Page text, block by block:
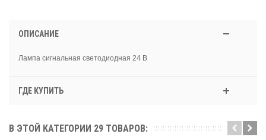
ОПИСАНИЕ
Лампа сигнальная светодиодная 24 В
ГДЕ КУПИТЬ
В ЭТОЙ КАТЕГОРИИ 29 ТОВАРОВ: